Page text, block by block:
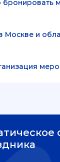
бронировать
Москве и